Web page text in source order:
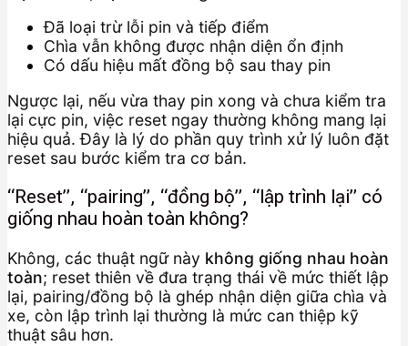
Đã loại trừ lỗi pin và tiếp điểm
Chìa vẫn không được nhận diện ổn định
Có dấu hiệu mất đồng bộ sau thay pin
Ngược lại, nếu vừa thay pin xong và chưa kiểm tra
lại cực pin, việc reset ngay thường không mang lại
hiệu quả. Đây là lý do phần quy trình xử lý luôn đặt
reset sau bước kiểm tra cơ bản.
“Reset”, “pairing”, “đồng bộ”, “lập trình lại” có
giống nhau hoàn toàn không?
Không, các thuật ngữ này không giống nhau hoàn
toàn; reset thiên về đưa trạng thái về mức thiết lập
lại, pairing/đồng bộ là ghép nhận diện giữa chìa và
xe, còn lập trình lại thường là mức can thiệp kỹ
thuật sâu hơn.